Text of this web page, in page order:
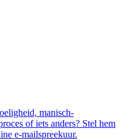
manisch-
of iets anders? Stel hem
e-mailspreekuur.